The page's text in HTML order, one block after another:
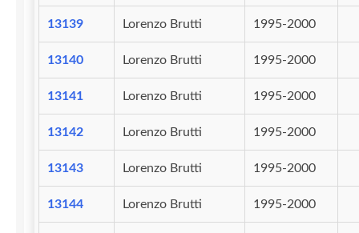
13139 Lorenzo Brutti 1995-2000
13140 Lorenzo Brutti 1995-2000
13141 Lorenzo Brutti 1995-2000
13142 Lorenzo Brutti 1995-2000
13143 Lorenzo Brutti 1995-2000
13144 Lorenzo Brutti 1995-2000